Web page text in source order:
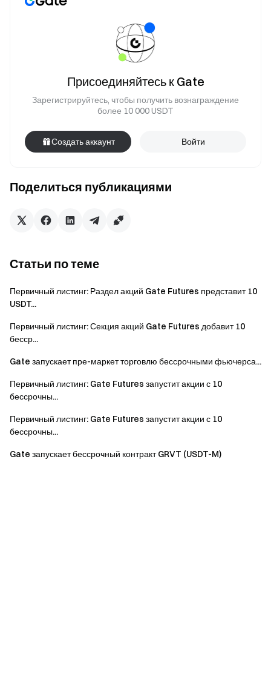
Поделиться публикациями
Присоединяйтесь к Gate
Зарегистрируйтесь, чтобы получить вознаграждение
более 10 000 USDT
Создать аккаунт Войти
Статьи по теме
Первичный листинг: Раздел акций Gate Futures представит 10
USDT...
Первичный листинг: Секция акций Gate Futures добавит 10
бесср...
Gate запускает пре-маркет торговлю бессрочными фьючерса...
Первичный листинг: Gate Futures запустит акции с 10
бессрочны...
Первичный листинг: Gate Futures запустит акции с 10
бессрочны...
Gate запускает бессрочный контракт GRVT (USDT-M)